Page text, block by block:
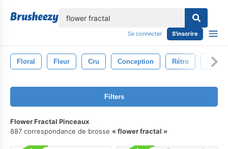
Se connecter S'inscrire
Floral Fleur Cru Conception Rétro La
Filters
Flower Fractal Pinceaux
887 correspondance de brosse
flower fractal